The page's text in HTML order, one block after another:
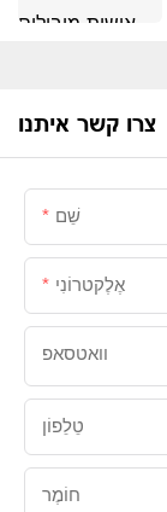
צרו קשר איתנו
שֵׁם
אֶלֶקטרוֹנִי
וואטסאפ
טֵלֵפוֹן
חוֹמֶר